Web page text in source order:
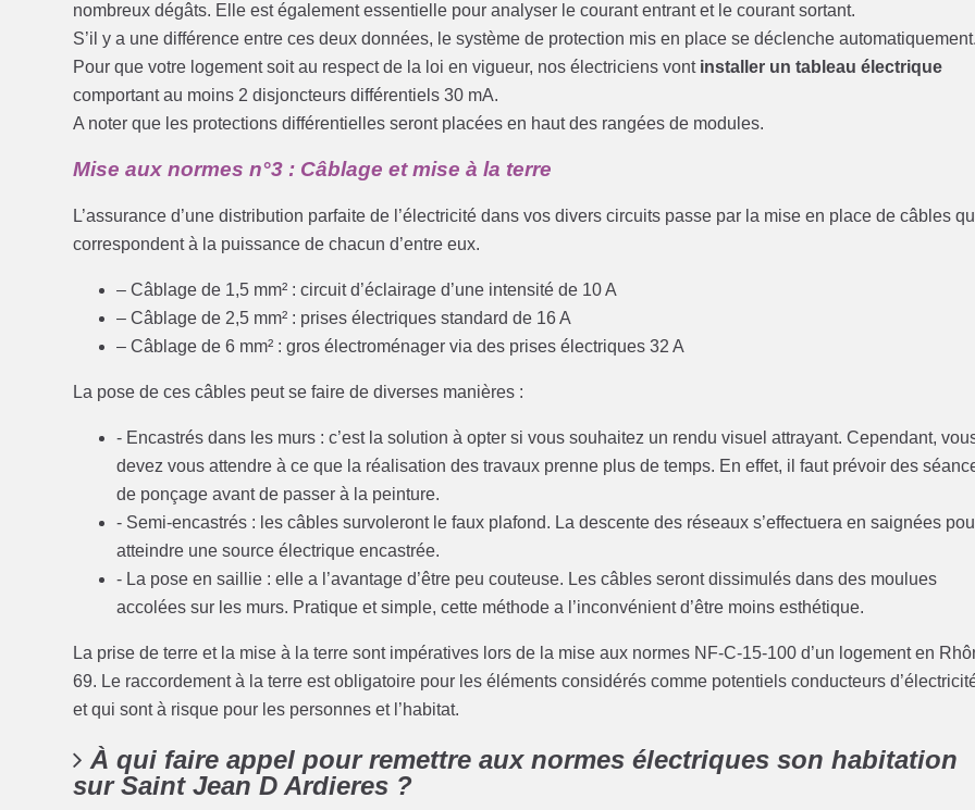
nombreux dégâts. Elle est également essentielle pour analyser le courant entrant et le courant sortant.
S’il y a une différence entre ces deux données, le système de protection mis en place se déclenche automatiquement.
Pour que votre logement soit au respect de la loi en vigueur, nos électriciens vont installer un tableau électrique
comportant au moins 2 disjoncteurs différentiels 30 mA.
A noter que les protections différentielles seront placées en haut des rangées de modules.
Mise aux normes n°3 : Câblage et mise à la terre
L’assurance d’une distribution parfaite de l’électricité dans vos divers circuits passe par la mise en place de câbles
correspondent à la puissance de chacun d’entre eux.
– Câblage de 1,5 mm² : circuit d’éclairage d’une intensité de 10 A
– Câblage de 2,5 mm² : prises électriques standard de 16 A
– Câblage de 6 mm² : gros électroménager via des prises électriques 32 A
La pose de ces câbles peut se faire de diverses manières :
- Encastrés dans les murs : c’est la solution à opter si vous souhaitez un rendu visuel attrayant. Cependant,
devez vous attendre à ce que la réalisation des travaux prenne plus de temps. En effet, il faut prévoir des
de ponçage avant de passer à la peinture.
- Semi-encastrés : les câbles survoleront le faux plafond. La descente des réseaux s’effectuera en saignées
atteindre une source électrique encastrée.
- La pose en saillie : elle a l’avantage d’être peu couteuse. Les câbles seront dissimulés dans des moulues
accolées sur les murs. Pratique et simple, cette méthode a l’inconvénient d’être moins esthétique.
La prise de terre et la mise à la terre sont impératives lors de la mise aux normes NF-C-15-100 d’un logement en
69. Le raccordement à la terre est obligatoire pour les éléments considérés comme potentiels conducteurs
et qui sont à risque pour les personnes et l’habitat.
À qui faire appel pour remettre aux normes électriques son habitation
sur Saint Jean D Ardieres ?